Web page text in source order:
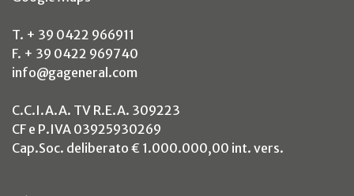
T. + 39 0422 966911
F. + 39 0422 969740
info@gageneral.com
C.C.I.A.A. TV R.E.A. 309223
CF e P.IVA 03925930269
Cap.Soc. deliberato € 1.000.000,00 int. vers.